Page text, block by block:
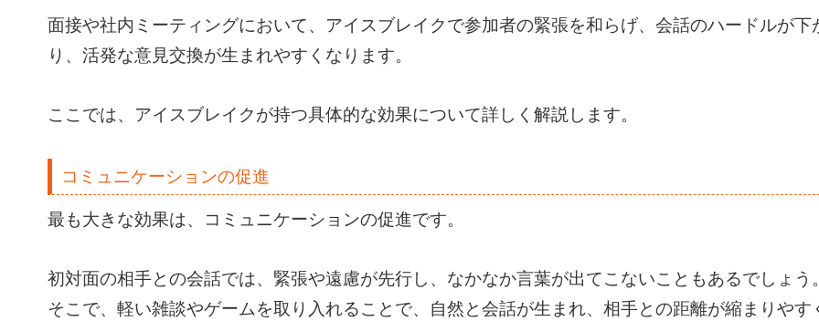
面接や社内ミーティングにおいて、アイスブレイクで参加者の緊張を和らげ、会話のハードルが下
り、活発な意見交換が生まれやすくなります。
ここでは、アイスブレイクが持つ具体的な効果について詳しく解説します。
コミュニケーションの促進
最も大きな効果は、コミュニケーションの促進です。
初対面の相手との会話では、緊張や遠慮が先行し、なかなか言葉が出てこないこともあるでしょう
そこで、軽い雑談やゲームを取り入れることで、自然と会話が生まれ、相手との距離が縮まりやす